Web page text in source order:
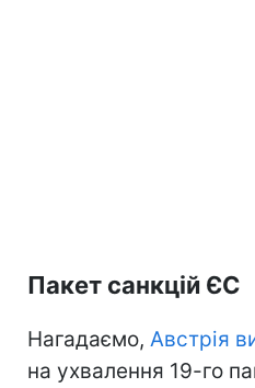
Пакет санкцій ЄС
Нагадаємо, Австрія
на ухвалення 19-го